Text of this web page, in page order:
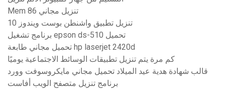
Mem 86 تنزيل مجاني
تنزيل تطبيق واشنطن بوست ويندوز 10
برنامج تشغيل epson ds-510 تحميل
تحميل مجاني طابعة hp laserjet 2420d
كم مرة يتم تنزيل تطبيقات الوسائط الاجتماعية يوميًا
قالب شهادة هدية عيد الميلاد تحميل مجاني مايكروسوفت وورد
برنامج تنزيل متصفح الويب أفاست